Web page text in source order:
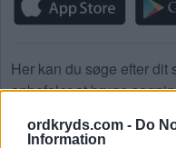
ordkryds.com - Do
Information
Her kan du søge efter dit
anbefaler at bruge
Vælg dit niveau: